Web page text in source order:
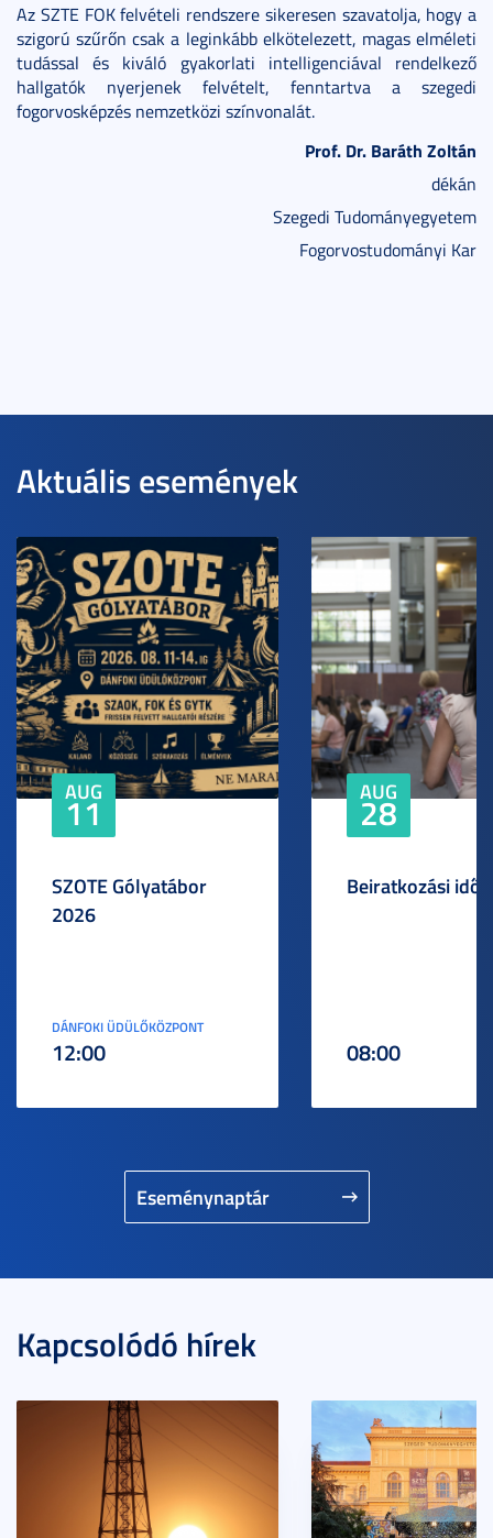
Az SZTE FOK felvételi rendszere sikeresen szavatolja, hogy a
szigorú szűrőn csak a leginkább elkötelezett, magas elméleti
tudással és kiváló gyakorlati intelligenciával rendelkező
hallgatók nyerjenek felvételt, fenntartva a szegedi
fogorvosképzés nemzetközi színvonalát.
Prof. Dr. Baráth Zoltán
dékán
Szegedi Tudományegyetem
Fogorvostudományi Kar
Aktuális események
Eseménynaptár
AUG
11
SZOTE Gólyatábor
2026
DÁNFOKI ÜDÜLŐKÖZPONT
12:00
AUG
28
Beiratkozási
08:00
Kapcsolódó hírek